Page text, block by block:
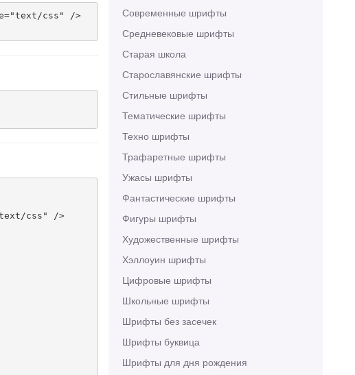
Современные шрифты
Средневековые шрифты
Старая школа
Старославянские шрифты
Стильные шрифты
Тематические шрифты
Техно шрифты
Трафаретные шрифты
Ужасы шрифты
Фантастические шрифты
Фигуры шрифты
Художественные шрифты
Хэллоуин шрифты
Цифровые шрифты
Школьные шрифты
Шрифты без засечек
Шрифты буквица
Шрифты для дня рождения
css" />
css" />